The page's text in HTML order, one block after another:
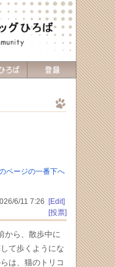
ページの一番下へ
6/11 7:26
[Edit]
[投票]
から、散歩中に
て歩くようにな
は、猫のトリコ